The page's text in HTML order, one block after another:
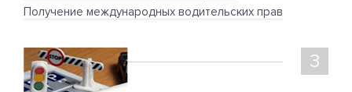
Получение международных водительских прав
3